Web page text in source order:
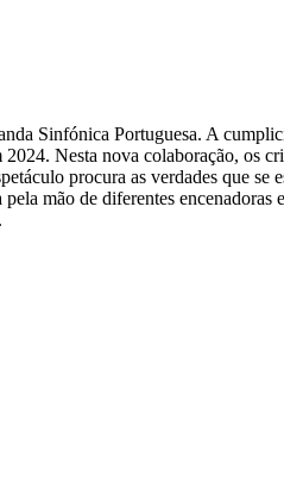
Sinfónica Portuguesa. A
Nesta nova colaboração, os
procura as verdades que se
mão de diferentes